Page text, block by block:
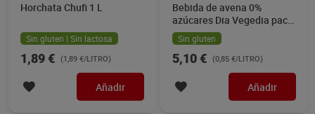
Horchata Chufi 1 L
Sin gluten | Sin lactosa
1,89 € (1,89 €/LITRO)
Añadir
Bebida de avena 0%
azúcares Dia Vegedia pack
6 x 1 L
Sin gluten
5,10 € (0,85 €/LITRO)
Añadir